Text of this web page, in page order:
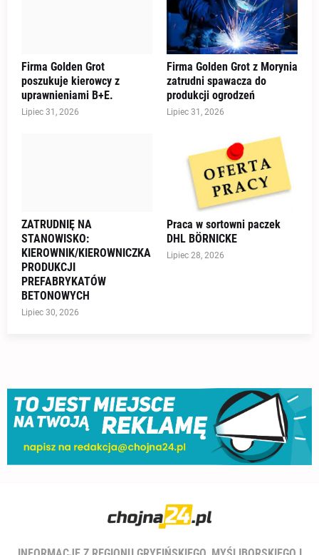
Firma Golden Grot
poszukuje kierowcy z
uprawnieniami B+E.
Lipiec 31, 2026
Firma Golden Grot z Morynia
zatrudni spawacza do
produkcji ogrodzeń
Lipiec 31, 2026
ZATRUDNIĘ NA
STANOWISKO:
KIEROWNIK/KIEROWNICZKA
PRODUKCJI
PREFABRYKATÓW
BETONOWYCH
Lipiec 30, 2026
Praca w sortowni paczek
DHL BÖRNICKE
Lipiec 28, 2026